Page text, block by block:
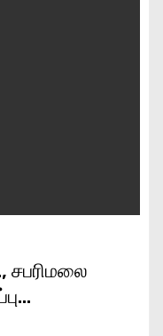
சபரிமலை